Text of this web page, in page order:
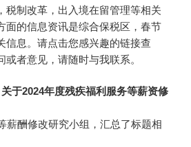
税制改革，出入境在留管理等相关
面的信息资讯是综合保税区，春节
信息。请点击您感兴趣的链接查
者意见，请随时与我联系。
于2024年度残疾福利服务等薪资修
薪酬修改研究小组，汇总了标题相